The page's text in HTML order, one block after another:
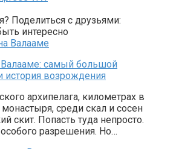
Поделиться с друзьями:
интересно
Валааме: самый большой
возрождения
архипелага, километрах в
монастыря, среди скал и сосен
скит. Попасть туда непросто.
разрешения. Но…